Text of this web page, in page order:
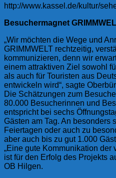
http://www.kassel.de/kultur/
Besuchermagnet
„Wir möchten die Wege und
GRIMMWELT rechtzeitig,
kommunizieren, denn wir
einem attraktiven Ziel sowohl
als auch für Touristen aus
entwickeln wird“, sagte
Die Schätzungen zum
80.000 Besucherinnen und
entspricht bei sechs
Gästen am Tag. An besonders
Feiertagen oder auch zu
aber auch bis zu gut 1.000
„Eine gute Kommunikation
ist für den Erfolg des Projekts
OB Hilgen.